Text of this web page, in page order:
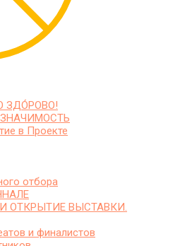
ЗДО́РОВО!
в Проекте
отбора
ОТКРЫТИЕ ВЫСТАВКИ.
и финалистов